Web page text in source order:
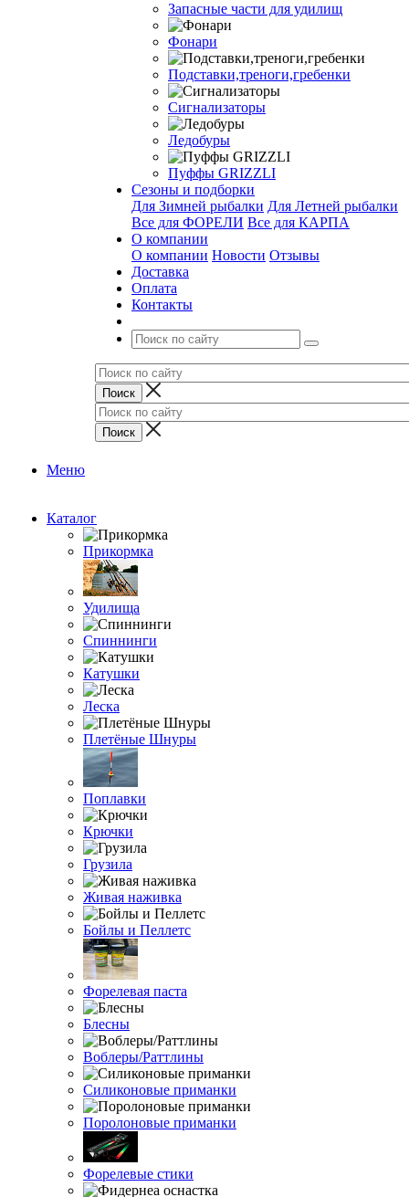
Запасные части для удилищ
Фонари
Подставки,треноги,гребенки
Сигнализаторы
Ледобуры
Пуффы GRIZZLI
Сезоны и подборки
Для Зимней рыбалки Для Летней рыбалки
Все для ФОРЕЛИ Все для КАРПА
О компании
О компании Новости Отзывы
Доставка
Оплата
Контакты
Меню
Каталог
Прикормка
Удилища
Спиннинги
Катушки
Леска
Плетёные Шнуры
Поплавки
Крючки
Грузила
Живая наживка
Бойлы и Пеллетс
Форелевая паста
Блесны
Воблеры/Раттлины
Силиконовые приманки
Поролоновые приманки
Форелевые стики